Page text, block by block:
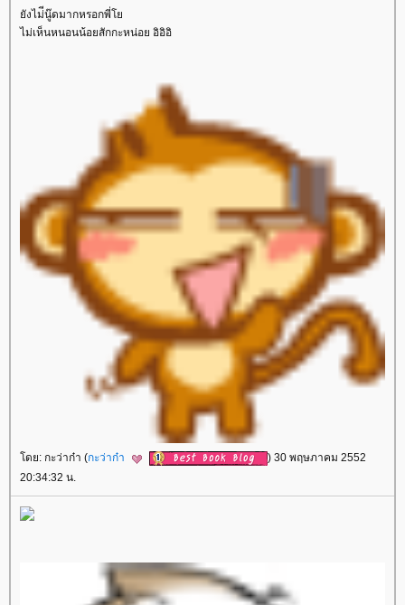
ังไม่ีนู๊ดมากหรอกพี่
ไม่เห็นหนอนน้อยสักกะหน่อย อิอิอิ
ดย: กะว่าก๋า (กะว่าก๋า
) 30 พฤษภาคม 2552
20:34:32 น.